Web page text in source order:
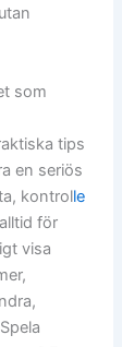
som
tips
en seriös
kontrolle
för
visa